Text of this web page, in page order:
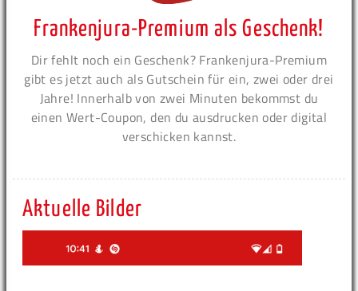
Frankenjura-Premium als Geschenk!
Dir fehlt noch ein Geschenk? Frankenjura-Premium
gibt es jetzt auch als Gutschein für ein, zwei oder drei
Jahre! Innerhalb von zwei Minuten bekommst du
einen Wert-Coupon, den du ausdrucken oder digital
verschicken kannst.
Aktuelle Bilder